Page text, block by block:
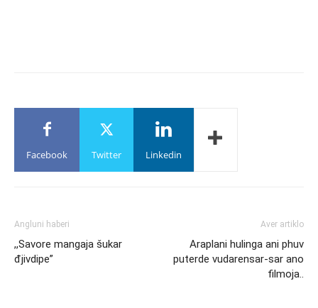
Facebook Twitter Linkedin
Angluni haberi
,,Savore mangaja šukar
đjivdipe”
Aver artiklo
Araplani hulinga ani phuv
puterde vudarensar-sar ano
filmoja..